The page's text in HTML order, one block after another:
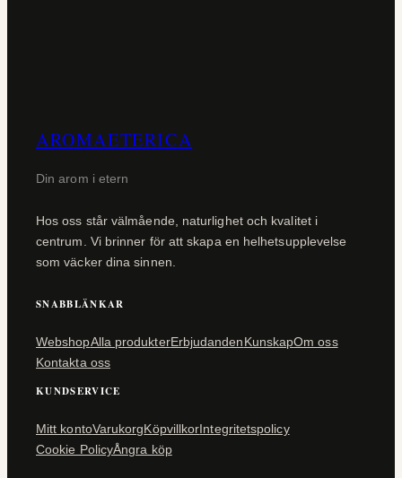
AROMAETERICA
Din arom i etern
Hos oss står välmående, naturlighet och kvalitet i
centrum. Vi brinner för att skapa en helhetsupplevelse
som väcker dina sinnen.
SNABBLÄNKAR
WebshopAlla produkterErbjudandenKunskapOm oss
Kontakta oss
KUNDSERVICE
Mitt kontoVarukorgKöpvillkorIntegritetspolicy
Cookie PolicyÅngra köp